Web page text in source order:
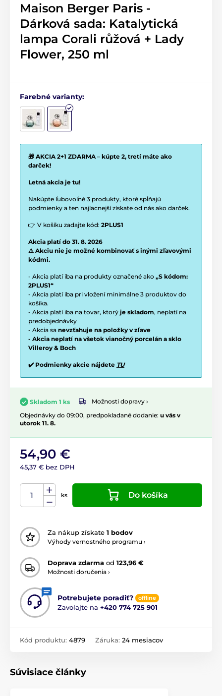
Maison Berger Paris -
Dárková sada: Katalytická
lampa Corali růžová + Lady
Flower, 250 ml
Farebné varianty:
🎁 AKCIA 2+1 ZDARMA – kúpte 2, tretí máte ako
darček!
Letná akcia je tu!
Nakúpte ľubovoľné 3 produkty, ktoré spĺňajú
podmienky a ten najlacnejší získate od nás ako darček.
👉 V košíku zadajte kód: 2PLUS1
Akcia platí do 31. 8. 2026
⚠️ Akciu nie je možné kombinovať s inými zľavovými
kódmi.
- Akcia platí iba na produkty označené ako „S kódom:
2PLUS1“
- Akcia platí iba pri vložení minimálne 3 produktov do
košíka.
- Akcia platí iba na tovar, ktorý je skladom, neplatí na
predobjednávky
- Akcia sa nevzťahuje na položky v zľave
- Akcia neplatí na všetok vianočný porcelán a sklo
Villeroy & Boch
✔️ Podmienky akcie nájdete TU
Skladom 1 ks
Možnosti dopravy ›
Objednávky do 09:00, predpokladané dodanie: u vás v
utorok 11. 8.
54,90 €
45,37 € bez DPH
ks Do košíka
Za nákup získate 1 bodov
Výhody vernostného programu ›
Doprava zdarma od 123,96 €
Možnosti doručenia ›
Potrebujete poradiť? offline
Zavolajte na +420 774 725 901
Kód produktu: 4879 Záruka: 24 mesiacov
Súvisiace články